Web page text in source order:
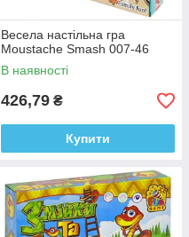
Весела настільна гра
Moustache Smash 007-46
В наявності
426,79 ₴
Купити